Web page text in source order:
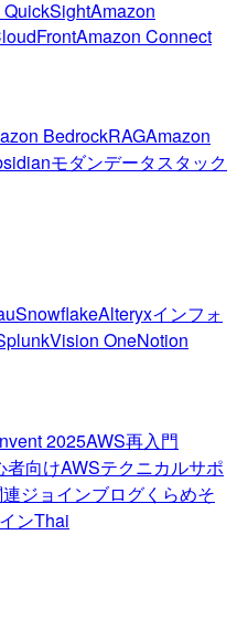
Amazon
Amazon Connect
BedrockRAGAmazon
モダンデータスタック
SnowflakeAlteryxインフォ
Vision OneNotion
2025AWS再入門
者向けAWSテクニカルサポ
ジョインブログくらめそ
ンThai